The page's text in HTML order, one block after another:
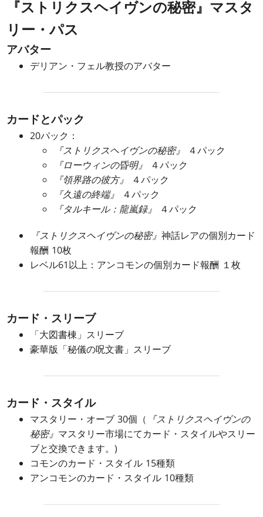
『ストリクスヘイヴンの秘密』マスタ
リー・パス
アバター
デリアン・フェル教授のアバター
カードとパック
20パック：
『ストリクスヘイヴンの秘密』
４パック
『ローウィンの昏明』
４パック
『領界路の彼方』
４パック
『久遠の終端』
４パック
『タルキール：龍嵐録』
４パック
『ストリクスヘイヴンの秘密』神話レアの個別カード
報酬 10枚
レベル61以上：アンコモンの個別カード報酬 １枚
カード・スリーブ
「大図書棟」スリーブ
豪華版「秘儀の呪文書」スリーブ
カード・スタイル
マスタリー・オーブ 30個（ 『ストリクスヘイヴンの
秘密』 マスタリー市場にてカード・スタイルやスリー
ブと交換できます。)
コモンのカード・スタイル 15種類
アンコモンのカード・スタイル 10種類